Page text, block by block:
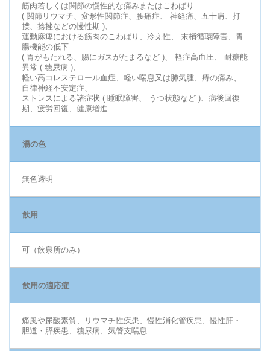
筋肉若しくは関節の慢性的な痛みまたはこわばり
( 関節リウマチ、変形性関節症、腰痛症、 神経痛、五十肩、打
撲、捻挫などの慢性期 )、
運動麻痺における筋肉のこわばり、冷え性、 末梢循環障害、胃
腸機能の低下
( 胃がもたれる、腸にガスがたまるなど )、 軽症高血圧、 耐糖能
異常 ( 糖尿病 )、
軽い高コレステロール血症、軽い喘息又は肺気腫、痔の痛み、
自律神経不安定症、
ストレスによる諸症状 ( 睡眠障害、 うつ状態など )、病後回復
期、疲労回復、健康増進
湯の色
無色透明
飲用
可（飲泉所のみ）
飲用の適応症
痛風や尿酸素質、リウマチ性疾患、慢性消化管疾患、慢性肝・
胆道・膵疾患、糖尿病、気管支喘息